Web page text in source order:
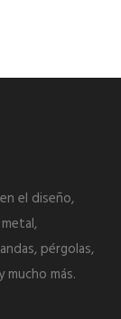
el diseño,
pérgolas,
mucho más.